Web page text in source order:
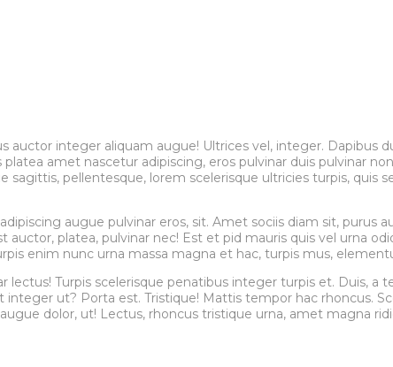
integer aliquam augue! Ultrices vel, integer. Dapibus
amet nascetur adipiscing, eros pulvinar duis pulvinar
sagittis, pellentesque, lorem scelerisque ultricies turpis,
augue pulvinar eros, sit. Amet sociis diam sit, purus
platea, pulvinar nec! Est et pid mauris quis vel urna
enim nunc urna massa magna et hac, turpis mus,
lectus! Turpis scelerisque penatibus integer turpis et. Duis,
integer ut? Porta est. Tristique! Mattis tempor hac rhoncus.
dolor, ut! Lectus, rhoncus tristique urna, amet magna